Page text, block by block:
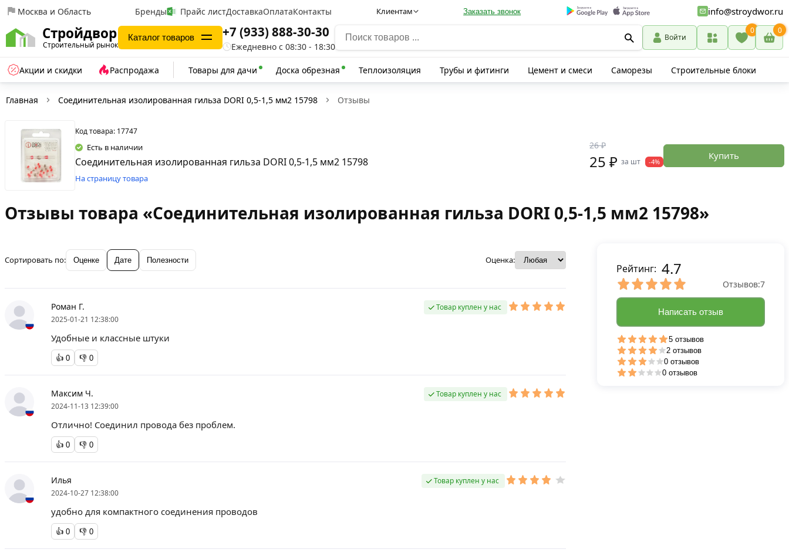
Москва и Область Бренды Прайс листДоставкаОплатаКонтакты Клиентам Заказать звонок info@stroydwor.ru
Стройдвор
Строительный рынок
Каталог товаров +7 (933) 888-30-30
Ежедневно с 08:30 - 18:30
Войти
0 0
Акции и скидки Распродажа Товары для дачи Доска обрезная Теплоизоляция Трубы и фитинги Цемент и смеси Саморезы Строительные блоки
Главная Соединительная изолированная гильза DORI 0,5-1,5 мм2 15798 Отзывы
Код товара: 17747
Есть в наличии
Соединительная изолированная гильза DORI 0,5-1,5 мм2 15798
На страницу товара
26 ₽
25 ₽ за шт -4% Купить
Отзывы товара «Соединительная изолированная гильза DORI 0,5-1,5 мм2 15798»
Сортировать по: Оценке Дате Полезности Оценка:
Роман Г.
2025-01-21 12:38:00
Товар куплен у нас
Удобные и классные штуки
👍 0 👎 0
Максим Ч.
2024-11-13 12:39:00
Товар куплен у нас
Отлично! Соединил провода без проблем.
👍 0 👎 0
Илья
2024-10-27 12:38:00
Товар куплен у нас
удобно для компактного соединения проводов
👍 0 👎 0
Рейтинг: 4.7
Отзывов:7
Написать отзыв
5 отзывов
2 отзывов
0 отзывов
0 отзывов